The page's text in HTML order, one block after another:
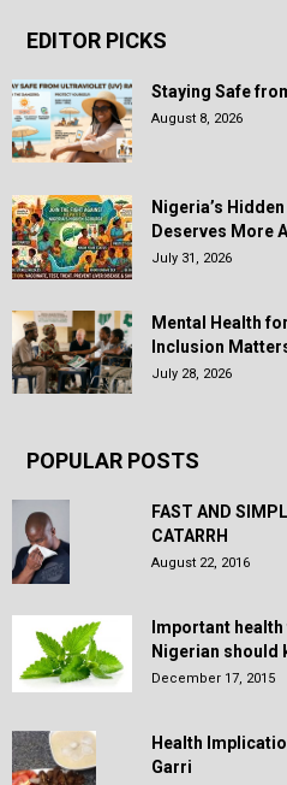
EDITOR PICKS
Staying Safe
August 8, 2026
Nigeria’s
Deserves More
July 31, 2026
Mental Health
Inclusion
July 28, 2026
POPULAR POSTS
FAST AND
CATARRH
August 22, 2016
Important
Nigerian should
December 17, 2015
Health
Garri